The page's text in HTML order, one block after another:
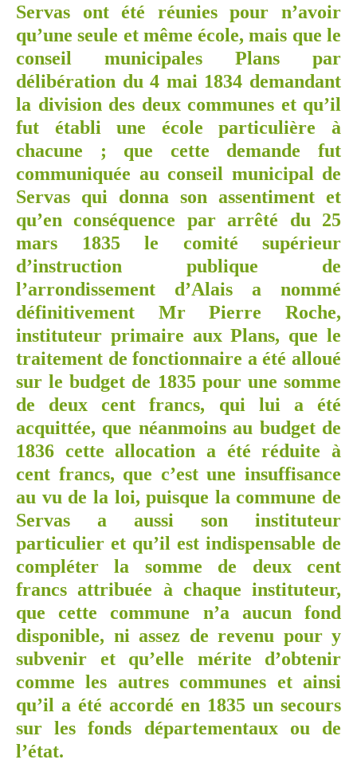
Servas ont été réunies pour n’avoir
qu’une seule et même école, mais que le
conseil municipales Plans par
délibération du 4 mai 1834 demandant
la division des deux communes et qu’il
fut établi une école particulière à
chacune ; que cette demande fut
communiquée au conseil municipal de
Servas qui donna son assentiment et
qu’en conséquence par arrêté du 25
mars 1835 le comité supérieur
d’instruction publique de
l’arrondissement d’Alais a nommé
définitivement Mr Pierre Roche,
instituteur primaire aux Plans, que le
traitement de fonctionnaire a été alloué
sur le budget de 1835 pour une somme
de deux cent francs, qui lui a été
acquittée, que néanmoins au budget de
1836 cette allocation a été réduite à
cent francs, que c’est une insuffisance
au vu de la loi, puisque la commune de
Servas a aussi son instituteur
particulier et qu’il est indispensable de
compléter la somme de deux cent
francs attribuée à chaque instituteur,
que cette commune n’a aucun fond
disponible, ni assez de revenu pour y
subvenir et qu’elle mérite d’obtenir
comme les autres communes et ainsi
qu’il a été accordé en 1835 un secours
sur les fonds départementaux ou de
l’état.